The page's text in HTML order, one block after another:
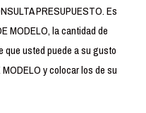
PRESUPUESTO. Es
MODELO, la cantidad de
usted puede a su gusto
y colocar los de su